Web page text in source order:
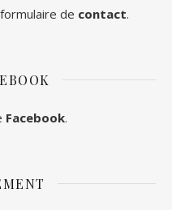
de contact.
Facebook.